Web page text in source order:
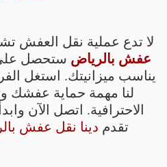
لا تدع عملية نقل العفش
عفش بالرياض ستحصل
يناسب ميزانيتك. استغل
لنا مهمة حماية عفشك
الاحترافية. اتصل الآن
تقدم دينا نقل عفش